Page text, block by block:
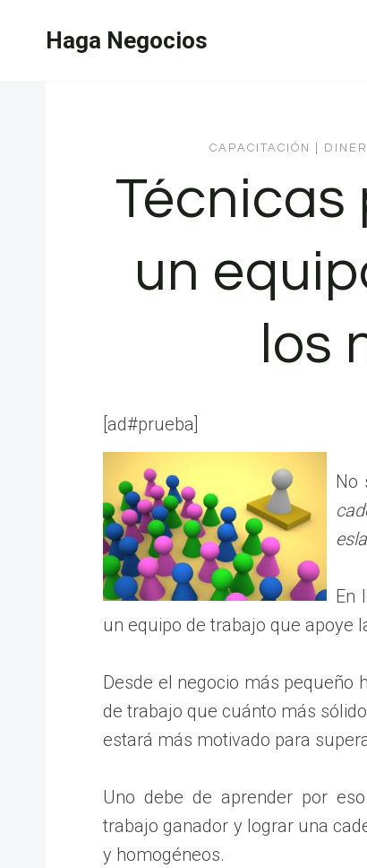
Haga Negocios
CAPACITACIÓN
Técnicas
un
los
[ad#prueba]
No
En
un equipo de trabajo que apoye
Desde el negocio más pequeño
de trabajo que cuánto más
estará más motivado para
Uno debe de aprender por
trabajo ganador y lograr una
y homogéneos.